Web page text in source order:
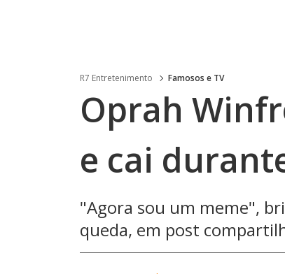
R7 Entretenimento Famosos e TV
Oprah
e cai
"Agora sou um meme",
queda, em post